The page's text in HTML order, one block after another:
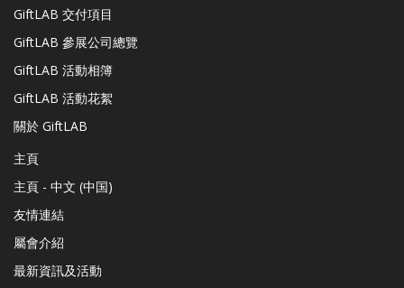
GiftLAB 交付項目
GiftLAB 參展公司總覽
GiftLAB 活動相簿
GiftLAB 活動花絮
關於 GiftLAB
主頁
主頁 - 中文 (中国)
友情連結
屬會介紹
最新資訊及活動